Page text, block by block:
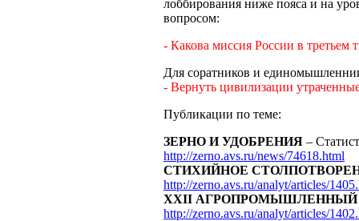
лоббирования ниже пояса и на
вопросом:
- Какова миссия России в третьем
Для соратников и
- Вернуть цивилизации
Публикации по теме:
ЗЕРНО И УДОБРЕНИЯ –
http://zerno.avs.ru/news/74618.html
СТИХИЙНОЕ
http://zerno.avs.ru/analyt/articles/
XXII
http://zerno.avs.ru/analyt/articles/